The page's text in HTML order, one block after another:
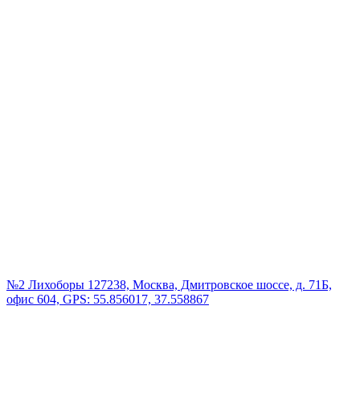
№2 Лихоборы 127238, Москва, Дмитровское шоссе, д. 71Б,
офис 604, GPS: 55.856017, 37.558867